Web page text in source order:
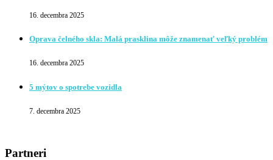
16. decembra 2025
Oprava čelného skla: Malá prasklina môže znamenať veľký problém
16. decembra 2025
5 mýtov o spotrebe vozidla
7. decembra 2025
Partneri